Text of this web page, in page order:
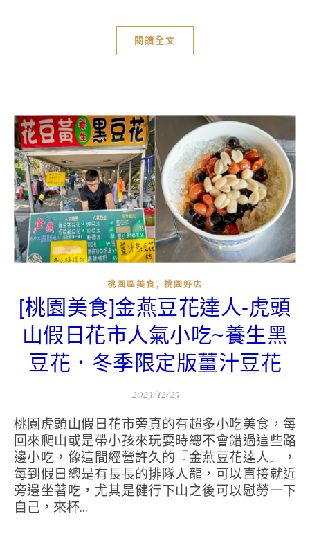
閱讀全文
桃園區美食 , 桃園好店
[桃園美食]金燕豆花達人-虎頭
山假日花市人氣小吃~養生黑
豆花．冬季限定版薑汁豆花
2023/12/25
桃園虎頭山假日花市旁真的有超多小吃美食，每
回來爬山或是帶小孩來玩耍時總不會錯過這些路
邊小吃，像這間經營許久的『金燕豆花達人』，
每到假日總是有長長的排隊人龍，可以直接就近
旁邊坐著吃，尤其是健行下山之後可以慰勞一下
自己，來杯...